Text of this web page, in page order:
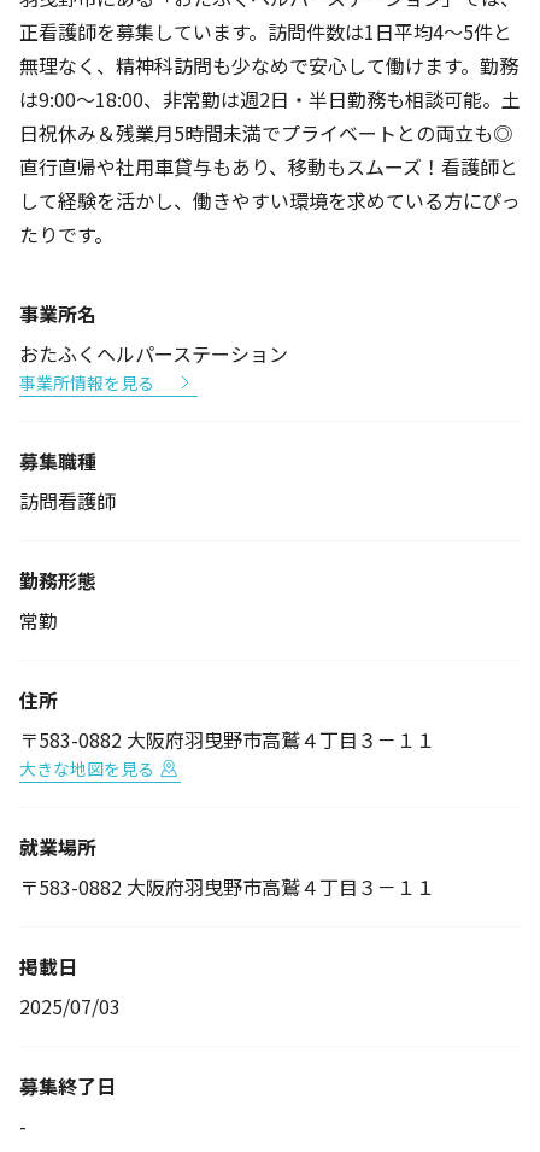
正看護師を募集しています。訪問件数は1日平均4～5件と
無理なく、精神科訪問も少なめで安心して働けます。勤務
は9:00～18:00、非常勤は週2日・半日勤務も相談可能。土
日祝休み＆残業月5時間未満でプライベートとの両立も◎
直行直帰や社用車貸与もあり、移動もスムーズ！看護師と
して経験を活かし、働きやすい環境を求めている方にぴっ
たりです。
事業所名
おたふくヘルパーステーション
事業所情報を見る
募集職種
訪問看護師
勤務形態
常勤
住所
〒583-0882 大阪府羽曳野市高鷲４丁目３－１１
大きな地図を見る
就業場所
〒583-0882 大阪府羽曳野市高鷲４丁目３－１１
掲載日
2025/07/03
募集終了日
-